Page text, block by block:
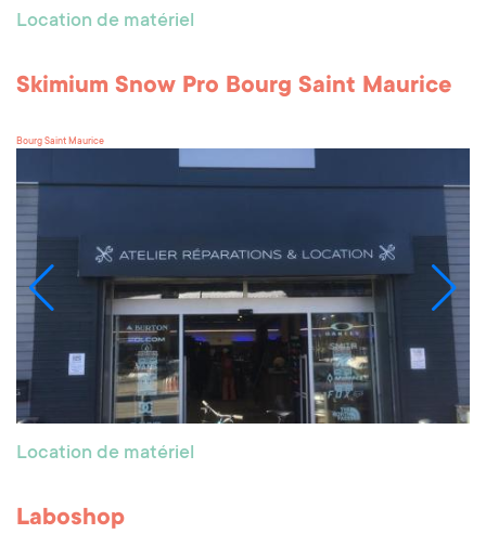
Location de matériel
Skimium Snow Pro Bourg Saint Maurice
Bourg Saint Maurice
Location de matériel
Laboshop